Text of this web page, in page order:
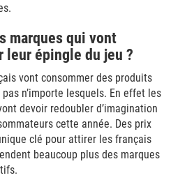
marques qui vont
épingle du jeu ?
vont consommer des produits
n’importe lesquels. En effet les
devoir redoubler d’imagination
cette année. Des prix
clé pour attirer les français
beaucoup plus des marques